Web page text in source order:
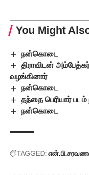
You Might
நன்கொடை
திராவிடன்
வழங்கினார்
நன்கொடை
தந்தை பெரியார்
நன்கொடை
TAGGED: